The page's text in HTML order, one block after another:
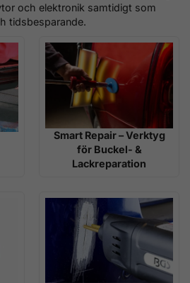
och elektronik samtidigt som
tidsbesparande.
Smart Repair – Verktyg
för Buckel- &
Lackreparation